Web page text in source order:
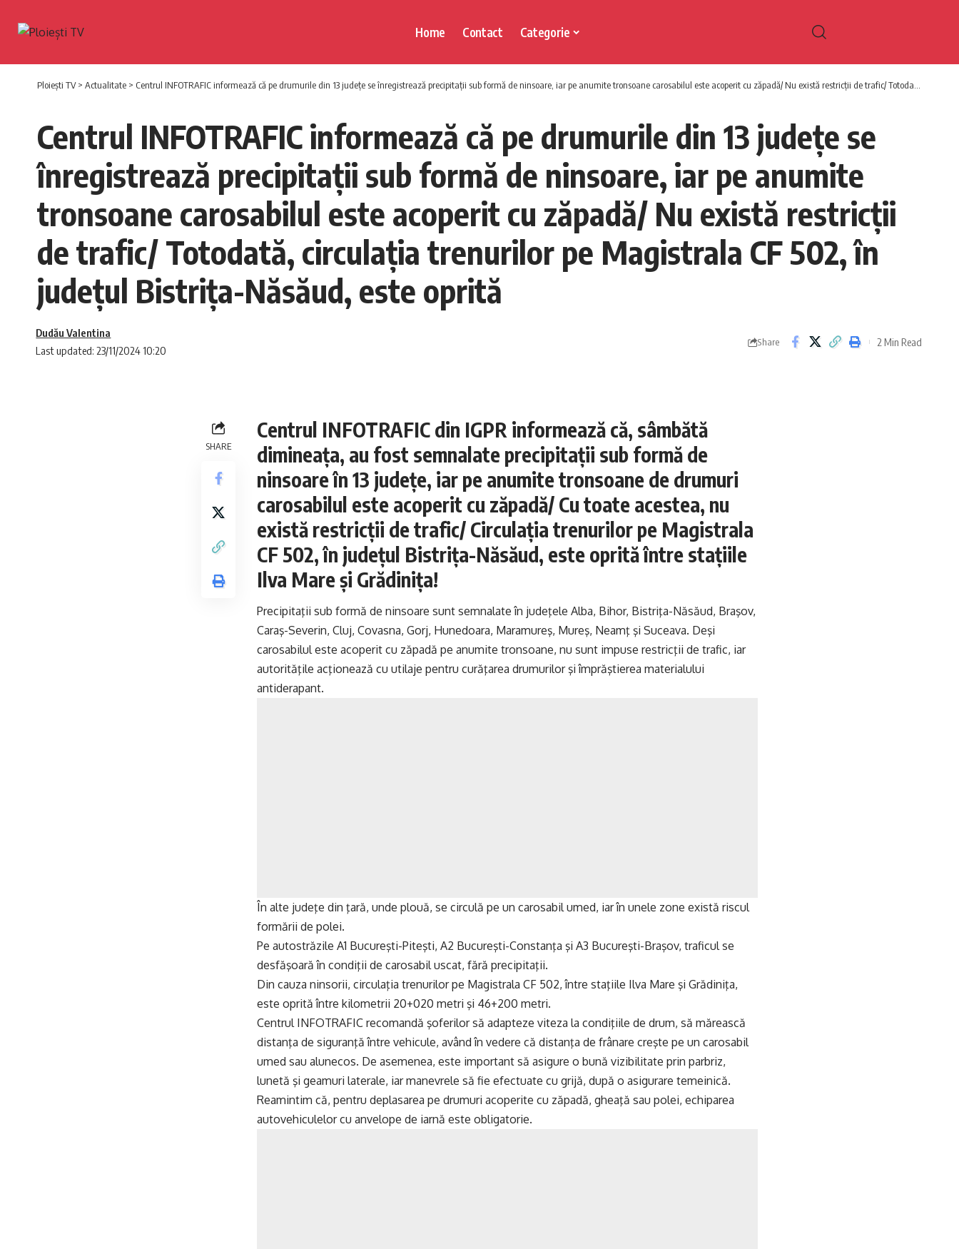
Home Contact Categorie
Ploiești TV> Actualitate > Centrul INFOTRAFIC informează că pe drumurile din 13 judeţe se înregistrează precipitaţii sub formă de ninsoare, iar pe anumite tronsoane carosabilul este acoperit cu zăpadă/ Nu există restricţii de trafic/ Totodată, circulaţia trenurilor pe Magistrala CF 502, în judeţul Bistriţa-Năsăud, este oprită
Centrul INFOTRAFIC informează că pe drumurile din 13 judeţe se
înregistrează precipitaţii sub formă de ninsoare, iar pe anumite
tronsoane carosabilul este acoperit cu zăpadă/ Nu există restricţii
de trafic/ Totodată, circulaţia trenurilor pe Magistrala CF 502, în
judeţul Bistriţa-Năsăud, este oprită
Last updated: 23/11/2024 10:20
Dudău Valentina
Share 2 Min Read
SHARE
Centrul INFOTRAFIC din IGPR informează că, sâmbătă
dimineaţa, au fost semnalate precipitaţii sub formă de
ninsoare în 13 judeţe, iar pe anumite tronsoane de drumuri
carosabilul este acoperit cu zăpadă/ Cu toate acestea, nu
există restricţii de trafic/ Circulaţia trenurilor pe Magistrala
CF 502, în judeţul Bistriţa-Năsăud, este oprită între staţiile
Ilva Mare şi Grădiniţa!
Precipitaţii sub formă de ninsoare sunt semnalate în judeţele Alba, Bihor, Bistriţa-Năsăud, Braşov,
Caraş-Severin, Cluj, Covasna, Gorj, Hunedoara, Maramureş, Mureş, Neamţ şi Suceava. Deşi
carosabilul este acoperit cu zăpadă pe anumite tronsoane, nu sunt impuse restricţii de trafic, iar
autorităţile acţionează cu utilaje pentru curăţarea drumurilor şi împrăştierea materialului
antiderapant.
În alte judeţe din ţară, unde plouă, se circulă pe un carosabil umed, iar în unele zone există riscul
formării de polei.
Pe autostrăzile A1 Bucureşti-Piteşti, A2 Bucureşti-Constanţa şi A3 Bucureşti-Braşov, traficul se
desfăşoară în condiţii de carosabil uscat, fără precipitaţii.
Din cauza ninsorii, circulaţia trenurilor pe Magistrala CF 502, între staţiile Ilva Mare şi Grădiniţa,
este oprită între kilometrii 20+020 metri şi 46+200 metri.
Centrul INFOTRAFIC recomandă şoferilor să adapteze viteza la condiţiile de drum, să mărească
distanţa de siguranţă între vehicule, având în vedere că distanţa de frânare creşte pe un carosabil
umed sau alunecos. De asemenea, este important să asigure o bună vizibilitate prin parbriz,
lunetă şi geamuri laterale, iar manevrele să fie efectuate cu grijă, după o asigurare temeinică.
Reamintim că, pentru deplasarea pe drumuri acoperite cu zăpadă, gheaţă sau polei, echiparea
autovehiculelor cu anvelope de iarnă este obligatorie.